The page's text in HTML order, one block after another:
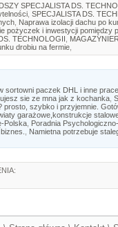
SPECJALISTA DS.
SPECJALISTA DS.
Naprawa izolacji dachu po
pożyczek i inwestycji pomiędzy
TECHNOLOGII
drobiu na fermie
sortowni paczek DHL i inne
sie ze mna jak z kochanka
prosto, szybko i przyjemnie.
garażowe,konstrukcje
Polska Poradnia
Namietna potrzebuje